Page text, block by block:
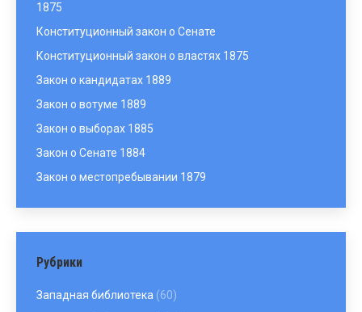
1875
Конституционный закон о Сенате
Конституционный закон о властях 1875
Закон о кандидатах 1889
Закон о вотуме 1889
Закон о выборах 1885
Закон о Сенате 1884
Закон о местопребывании 1879
Рубрики
Западная библиотека (60)